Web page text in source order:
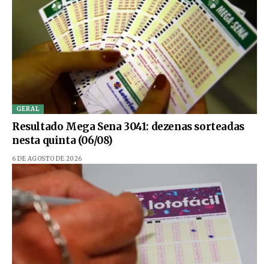
GERAL
Resultado Mega Sena 3041: dezenas sorteadas
nesta quinta (06/08)
6 DE AGOSTO DE 2026